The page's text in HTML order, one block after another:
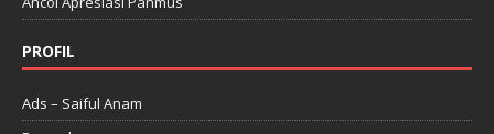
PROFIL
Ads – Saiful Anam